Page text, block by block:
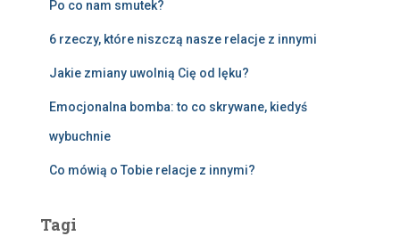
Po co nam smutek?
6 rzeczy, które niszczą nasze relacje z innymi
Jakie zmiany uwolnią Cię od lęku?
Emocjonalna bomba: to co skrywane, kiedyś
wybuchnie
Co mówią o Tobie relacje z innymi?
Tagi